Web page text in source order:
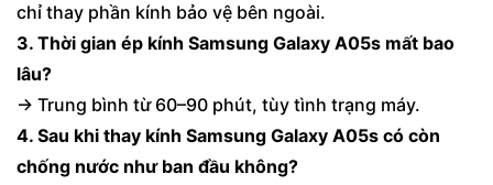
chỉ thay phần kính bảo vệ bên ngoài.
3. Thời gian ép kính Samsung Galaxy A05s mất bao
lâu?
→ Trung bình từ 60–90 phút, tùy tình trạng máy.
4. Sau khi thay kính Samsung Galaxy A05s có còn
chống nước như ban đầu không?